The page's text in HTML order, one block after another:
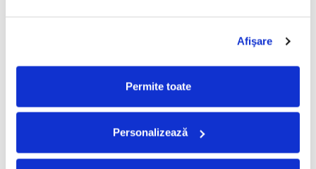
Afişare
Permite toate
Personalizează
PRODUSE ALTERNATIVE
Cargo- Spiritus Sanctus
(Editie Aniversara) (Disc
Jeff Buckley - Grace